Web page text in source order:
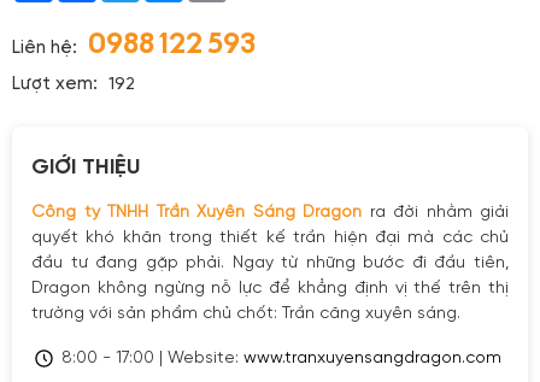
Liên hệ: 0988 122 593
Lượt xem: 192
GIỚI THIỆU
Công ty TNHH Trần Xuyên Sáng Dragon ra đời nhằm giải
quyết khó khăn trong thiết kế trần hiện đại mà các chủ
đầu tư đang gặp phải. Ngay từ những bước đi đầu tiên,
Dragon không ngừng nỗ lực để khẳng định vị thế trên thị
trường với sản phẩm chủ chốt: Trần căng xuyên sáng.
8:00 - 17:00 | Website: www.tranxuyensangdragon.com